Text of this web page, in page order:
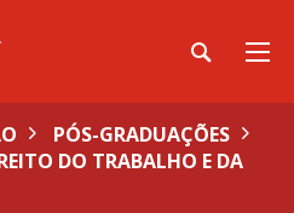
PÓS-GRADUAÇÕES
DO TRABALHO E DA